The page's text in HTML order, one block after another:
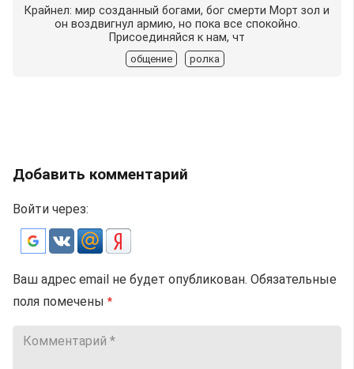
Крайнел: мир созданный богами, бог смерти Морт зол и
он воздвигнул армию, но пока все спокойно.
Присоединяйся к нам, чт
общение ролка
Добавить комментарий
Войти через:
Ваш адрес email не будет опубликован. Обязательные
поля помечены *